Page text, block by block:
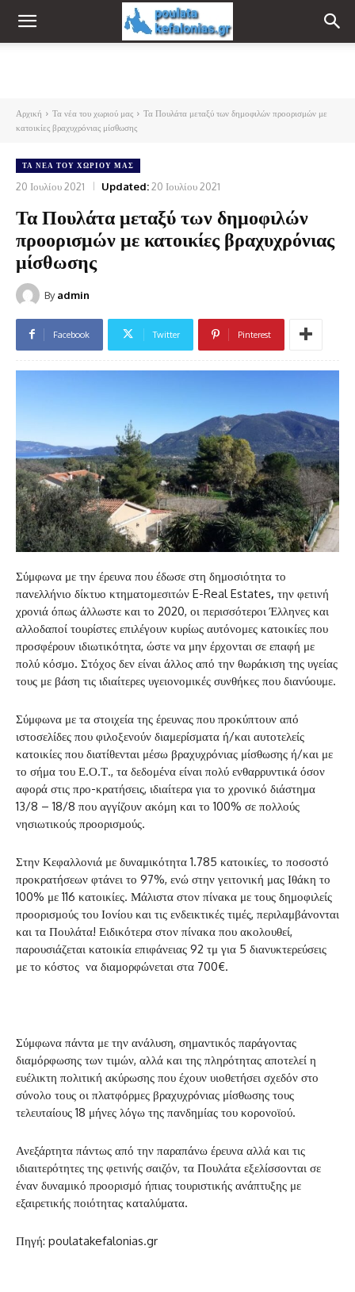
Αρχική Τα νέα του χωριού μας
Τα Πουλάτα μεταξύ των δημοφιλών προορισμών με
κατοικίες βραχυχρόνιας μίσθωσης
ΤΑ ΝΈΑ ΤΟΥ ΧΩΡΙΟΎ ΜΑΣ
20 Ιουλίου 2021 Updated:20 Ιουλίου 2021
Τα Πουλάτα μεταξύ των δημοφιλών
προορισμών με κατοικίες βραχυχρόνιας
μίσθωσης
By admin
Facebook Twitter Pinterest
Σύμφωνα με την έρευνα που έδωσε στη δημοσιότητα το
πανελλήνιο δίκτυο κτηματομεσιτών E-Real Estates, την φετινή
χρονιά όπως άλλωστε και το 2020, οι περισσότεροι Έλληνες και
αλλοδαποί τουρίστες επιλέγουν κυρίως αυτόνομες κατοικίες που
προσφέρουν ιδιωτικότητα, ώστε να μην έρχονται σε επαφή με
πολύ κόσμο. Στόχος δεν είναι άλλος από την θωράκιση της υγείας
τους με βάση τις ιδιαίτερες υγειονομικές συνθήκες που διανύουμε.
Σύμφωνα με τα στοιχεία της έρευνας που προκύπτουν από
ιστοσελίδες που φιλοξενούν διαμερίσματα ή/και αυτοτελείς
κατοικίες που διατίθενται μέσω βραχυχρόνιας μίσθωσης ή/και με
το σήμα του Ε.Ο.Τ., τα δεδομένα είναι πολύ ενθαρρυντικά όσον
αφορά στις προ-κρατήσεις, ιδιαίτερα για το χρονικό διάστημα
13/8 – 18/8 που αγγίζουν ακόμη και το 100% σε πολλούς
νησιωτικούς προορισμούς.
Στην Κεφαλλονιά με δυναμικότητα 1.785 κατοικίες, το ποσοστό
προκρατήσεων φτάνει το 97%, ενώ στην γειτονική μας Ιθάκη το
100% με 116 κατοικίες. Μάλιστα στον πίνακα με τους δημοφιλείς
προορισμούς του Ιονίου και τις ενδεικτικές τιμές, περιλαμβάνονται
και τα Πουλάτα! Ειδικότερα στον πίνακα που ακολουθεί,
παρουσιάζεται κατοικία επιφάνειας 92 τμ για 5 διανυκτερεύσεις
με το κόστος να διαμορφώνεται στα 700€.
Σύμφωνα πάντα με την ανάλυση, σημαντικός παράγοντας
διαμόρφωσης των τιμών, αλλά και της πληρότητας αποτελεί η
ευέλικτη πολιτική ακύρωσης που έχουν υιοθετήσει σχεδόν στο
σύνολο τους οι πλατφόρμες βραχυχρόνιας μίσθωσης τους
τελευταίους 18 μήνες λόγω της πανδημίας του κορονοϊού.
Ανεξάρτητα πάντως από την παραπάνω έρευνα αλλά και τις
ιδιαιτερότητες της φετινής σαιζόν, τα Πουλάτα εξελίσσονται σε
έναν δυναμικό προορισμό ήπιας τουριστικής ανάπτυξης με
εξαιρετικής ποιότητας καταλύματα.
Πηγή: poulatakefalonias.gr